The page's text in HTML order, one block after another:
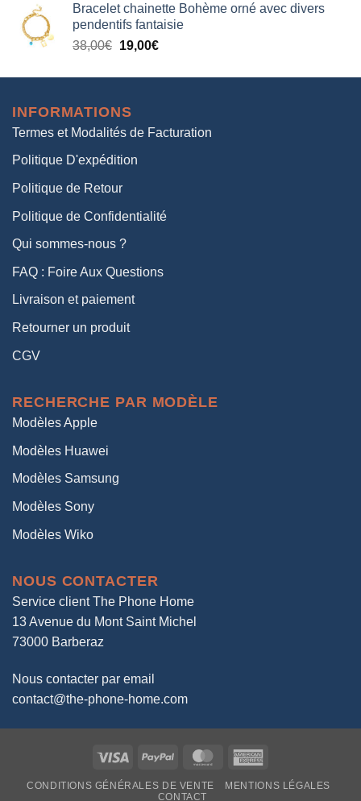
initial
était :
38,00€.
actuel
est :
19,00€.
Bracelet chainette Bohème orné avec divers
pendentifs fantaisie
38,00€ Le
initial
38,00€.
19,00€Le
actuel
INFORMATIONS
Termes et Modalités de Facturation
Politique D'expédition
Politique de Retour
Politique de Confidentialité
Qui sommes-nous ?
FAQ : Foire Aux Questions
Livraison et paiement
Retourner un produit
CGV
RECHERCHE PAR MODÈLE
Modèles Apple
Modèles Huawei
Modèles Samsung
Modèles Sony
Modèles Wiko
NOUS CONTACTER
Service client The Phone Home
13 Avenue du Mont Saint Michel
73000 Barberaz
Nous contacter par email
contact@the-phone-home.com
Visa PayPal MasterCard
CONDITIONS GÉNÉRALES DE VENTE
MENTIONS LÉGALES
CONTACT